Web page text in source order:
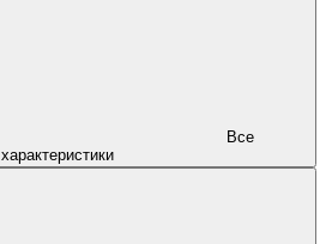
характеристики